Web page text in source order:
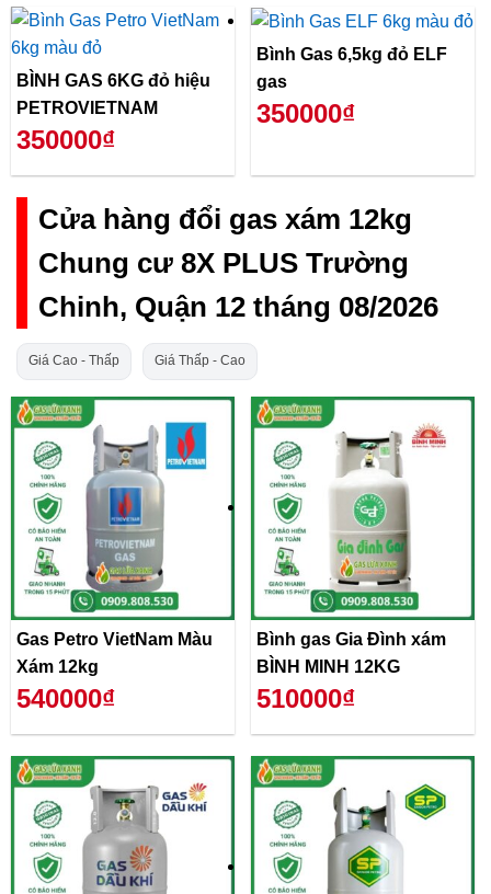
BÌNH GAS 6KG đỏ hiệu
PETROVIETNAM
350000₫
Bình Gas 6,5kg đỏ ELF
gas
350000₫
Cửa hàng đổi gas xám 12kg
Chung cư 8X PLUS Trường
Chinh, Quận 12 tháng 08/2026
Giá Cao - Thấp Giá Thấp - Cao
Gas Petro VietNam Màu
Xám 12kg
540000₫
Bình gas Gia Đình xám
BÌNH MINH 12KG
510000₫